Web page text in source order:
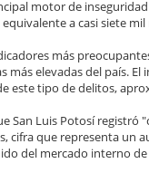
motor de
a casi siete
más
más elevadas del país.
este tipo de delitos,
San Luis Potosí
cifra que representa un
del mercado interno